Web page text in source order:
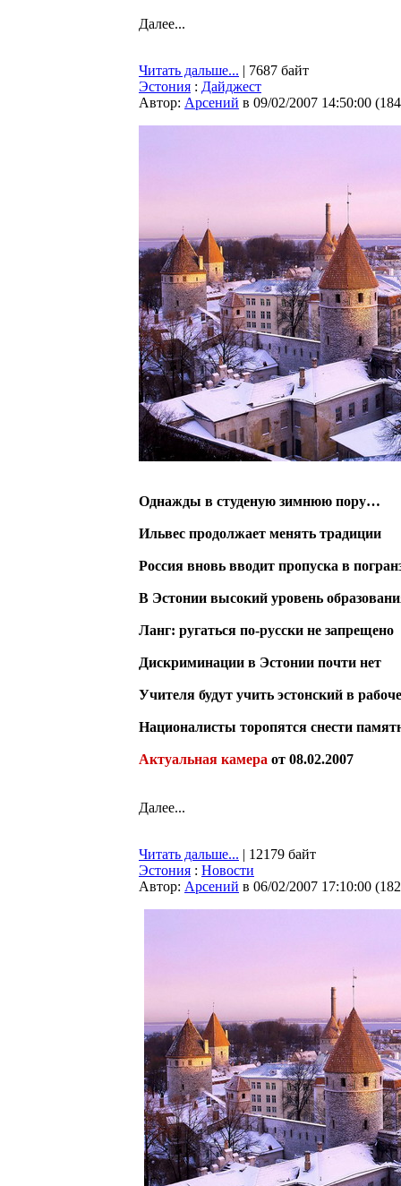
Далее...
Читать дальше... | 7687 байт
Эстония : Дайджест
Автор: Арсений в 09/02/2007 14:50:00 (
Однажды в студеную зимнюю пору…
Ильвес продолжает менять традиции
Россия вновь вводит пропуска в
В Эстонии высокий уровень
Ланг: ругаться по-русски не запрещено
Дискриминации в Эстонии почти нет
Учителя будут учить эстонский в
Националисты торопятся снести
Актуальная камера от 08.02.2007
Далее...
Читать дальше... | 12179 байт
Эстония : Новости
Автор: Арсений в 06/02/2007 17:10:00 (